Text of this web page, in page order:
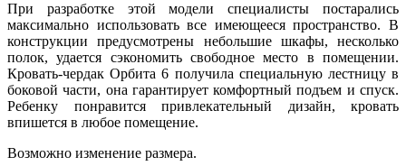
При разработке этой модели специалисты постарались
максимально использовать все имеющееся пространство. В
конструкции предусмотрены небольшие шкафы, несколько
полок, удается сэкономить свободное место в помещении.
Кровать-чердак Орбита 6 получила специальную лестницу в
боковой части, она гарантирует комфортный подъем и спуск.
Ребенку понравится привлекательный дизайн, кровать
впишется в любое помещение.
Возможно изменение размера.